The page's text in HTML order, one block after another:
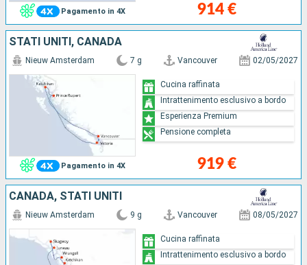
Pagamento in 4X 914 €
STATI UNITI, CANADA
Pagamento in 4X
Nieuw Amsterdam 7 g Vancouver 02/05/2027
919 €
Cucina raffinata
Intrattenimento esclusivo a bordo
Esperienza Premium
Pensione completa
CANADA, STATI UNITI
Nieuw Amsterdam 9 g Vancouver 08/05/2027
Cucina raffinata
Intrattenimento esclusivo a bordo